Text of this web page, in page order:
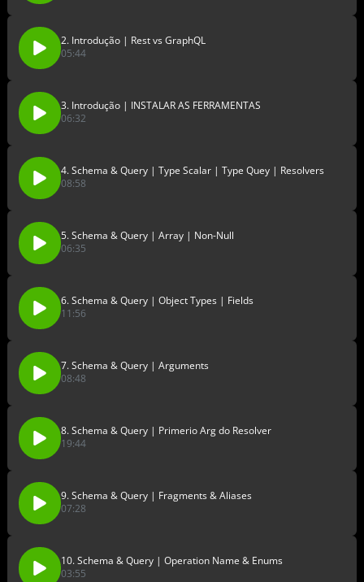
2. Introdução | Rest vs GraphQL
05:44
3. Introdução | INSTALAR AS FERRAMENTAS
06:32
4. Schema & Query | Type Scalar | Type Quey | Resolvers
08:58
5. Schema & Query | Array | Non-Null
06:35
6. Schema & Query | Object Types | Fields
11:56
7. Schema & Query | Arguments
08:48
8. Schema & Query | Primerio Arg do Resolver
19:44
9. Schema & Query | Fragments & Aliases
07:28
10. Schema & Query | Operation Name & Enums
03:55